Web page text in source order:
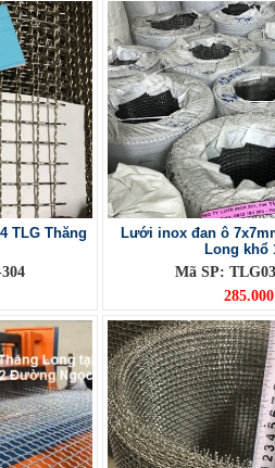
TLG Thăng
Lưới inox đan ô
Long khổ
Mã SP: